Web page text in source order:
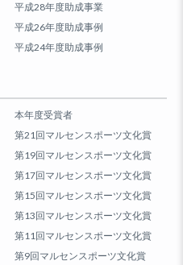
平成28年度助成事業
平成26年度助成事例
平成24年度助成事例
本年度受賞者
第21回マルセンスポーツ文化賞
第19回マルセンスポーツ文化賞
第17回マルセンスポーツ文化賞
第15回マルセンスポーツ文化賞
第13回マルセンスポーツ文化賞
第11回マルセンスポーツ文化賞
第9回マルセンスポーツ文化賞